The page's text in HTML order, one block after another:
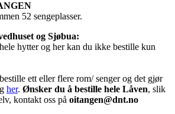
52 sengeplasser.
og Sjøbua:
hytter og her kan du ikke bestille kun
ett eller flere rom/ senger og det gjør
her. Ønsker du å bestille hele Låven, slik
kontakt oss på oitangen@dnt.no